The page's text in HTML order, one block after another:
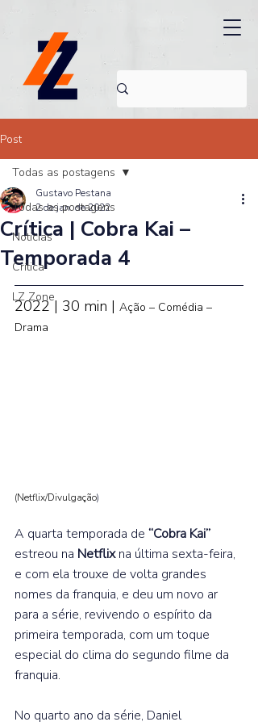
Post
Todas as postagens
Noticias
Crítica
LZ Zone
Todas as postagens
Crítica | Cobra Kai –
Temporada 4
Gustavo Pestana
2 de jan. de 2022
2022 | 30 min | Ação – Comédia –
Drama
(Netflix/Divulgação)
A quarta temporada de “Cobra Kai”
estreou na Netflix na última sexta-feira,
e com ela trouxe de volta grandes
nomes da franquia, e deu um novo ar
para a série, revivendo o espírito da
primeira temporada, com um toque
especial do clima do segundo filme da
franquia.⁣
No quarto ano da série, Daniel